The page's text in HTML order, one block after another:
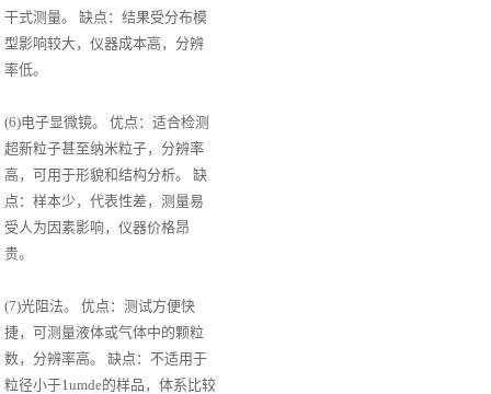
干式测量。 缺点：结果受分布模
型影响较大，仪器成本高，分辨
率低。
(6)电子显微镜。 优点：适合检测
超新粒子甚至纳米粒子，分辨率
高，可用于形貌和结构分析。 缺
点：样本少，代表性差，测量易
受人为因素影响，仪器价格昂
贵。
(7)光阻法。 优点：测试方便快
捷，可测量液体或气体中的颗粒
数，分辨率高。 缺点：不适用于
粒径小于1umde的样品，体系比较